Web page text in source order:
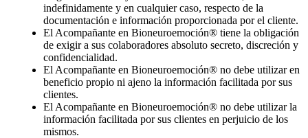
indefinidamente y en cualquier caso, respecto de la
documentación e información proporcionada por el cliente.
El Acompañante en Bioneuroemoción® tiene la obligación
de exigir a sus colaboradores absoluto secreto, discreción y
confidencialidad.
El Acompañante en Bioneuroemoción® no debe utilizar en
beneficio propio ni ajeno la información facilitada por sus
clientes.
El Acompañante en Bioneuroemoción® no debe utilizar la
información facilitada por sus clientes en perjuicio de los
mismos.